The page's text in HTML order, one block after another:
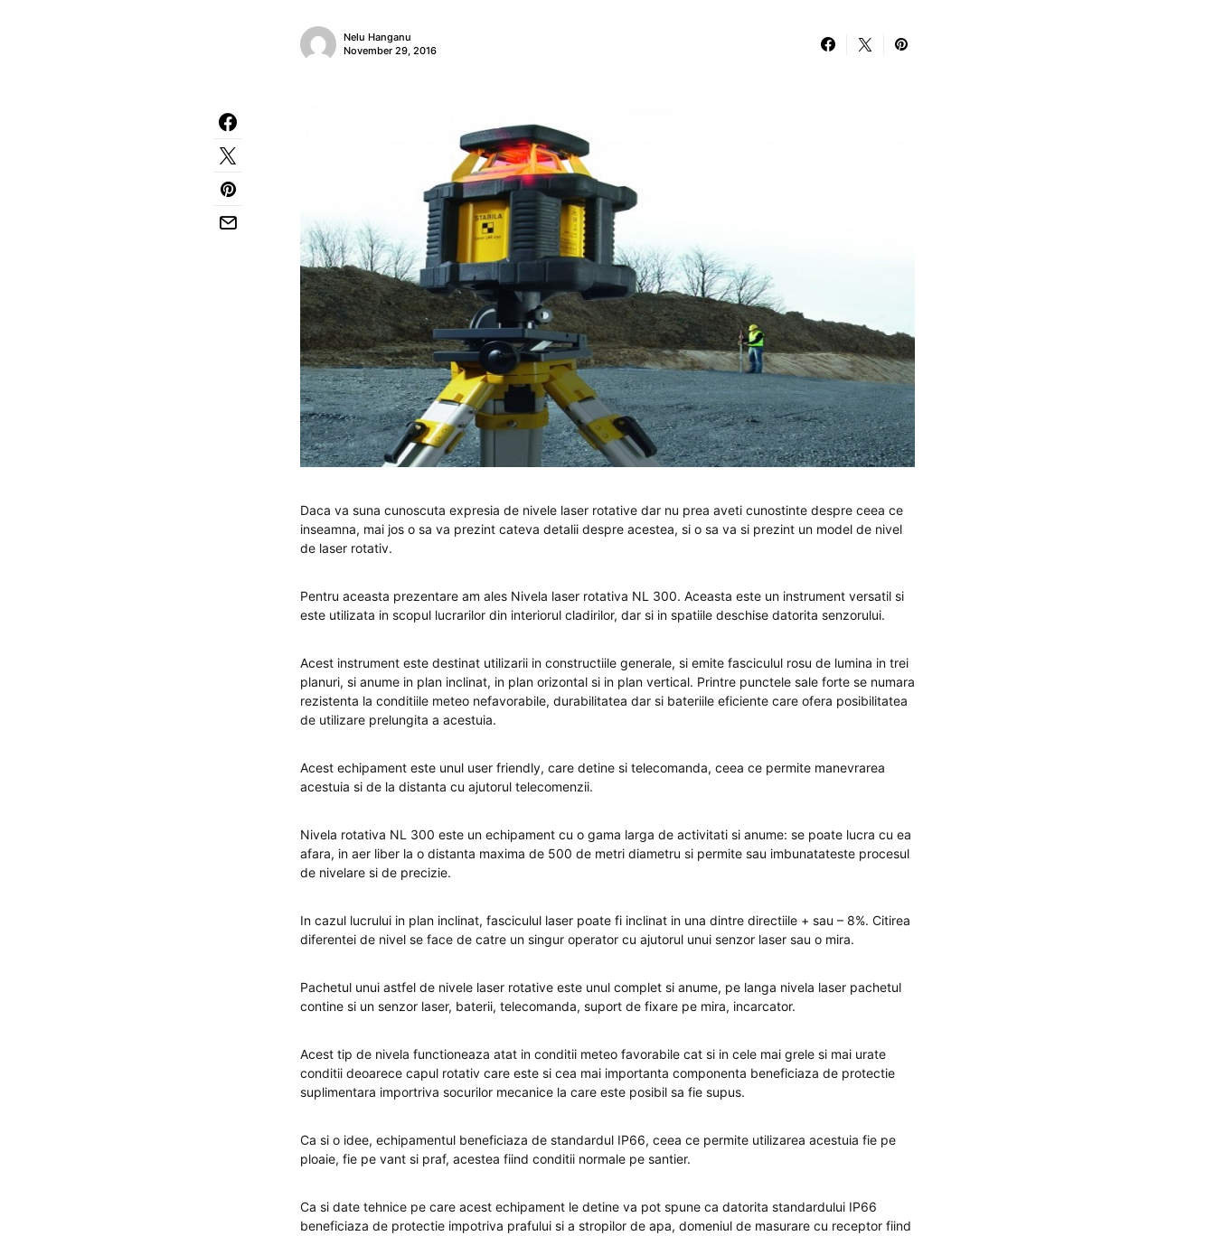
Nelu Hanganu
November 29, 2016
Daca va suna cunoscuta expresia de nivele laser rotative dar nu prea aveti cunostinte despre ceea ce
inseamna, mai jos o sa va prezint cateva detalii despre acestea, si o sa va si prezint un model de nivel
de laser rotativ.
Pentru aceasta prezentare am ales Nivela laser rotativa NL 300. Aceasta este un instrument versatil si
este utilizata in scopul lucrarilor din interiorul cladirilor, dar si in spatiile deschise datorita senzorului.
Acest instrument este destinat utilizarii in constructiile generale, si emite fasciculul rosu de lumina in trei
planuri, si anume in plan inclinat, in plan orizontal si in plan vertical. Printre punctele sale forte se numara
rezistenta la conditiile meteo nefavorabile, durabilitatea dar si bateriile eficiente care ofera posibilitatea
de utilizare prelungita a acestuia.
Acest echipament este unul user friendly, care detine si telecomanda, ceea ce permite manevrarea
acestuia si de la distanta cu ajutorul telecomenzii.
Nivela rotativa NL 300 este un echipament cu o gama larga de activitati si anume: se poate lucra cu ea
afara, in aer liber la o distanta maxima de 500 de metri diametru si permite sau imbunatateste procesul
de nivelare si de precizie.
In cazul lucrului in plan inclinat, fasciculul laser poate fi inclinat in una dintre directiile + sau – 8%. Citirea
diferentei de nivel se face de catre un singur operator cu ajutorul unui senzor laser sau o mira.
Pachetul unui astfel de nivele laser rotative este unul complet si anume, pe langa nivela laser pachetul
contine si un senzor laser, baterii, telecomanda, suport de fixare pe mira, incarcator.
Acest tip de nivela functioneaza atat in conditii meteo favorabile cat si in cele mai grele si mai urate
conditii deoarece capul rotativ care este si cea mai importanta componenta beneficiaza de protectie
suplimentara importriva socurilor mecanice la care este posibil sa fie supus.
Ca si o idee, echipamentul beneficiaza de standardul IP66, ceea ce permite utilizarea acestuia fie pe
ploaie, fie pe vant si praf, acestea fiind conditii normale pe santier.
Ca si date tehnice pe care acest echipament le detine va pot spune ca datorita standardului IP66
beneficiaza de protectie impotriva prafului si a stropilor de apa, domeniul de masurare cu receptor fiind